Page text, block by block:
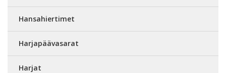
Hansahiertimet
Harjapäävasarat
Harjat